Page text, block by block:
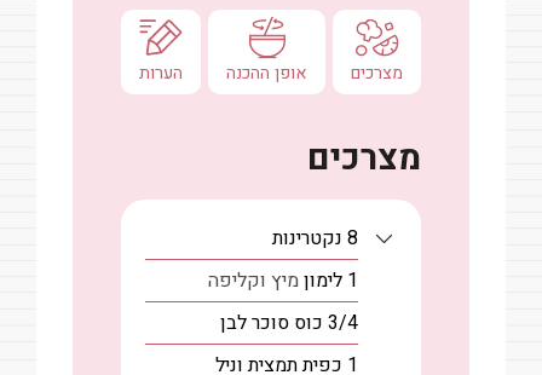
מצרכים אופן ההכנה הערות
מצרכים
8 נקטרינות
1 לימוןמיץ וקליפה
3/4 כוס סוכר לבן
1 כפיתתמצית וניל